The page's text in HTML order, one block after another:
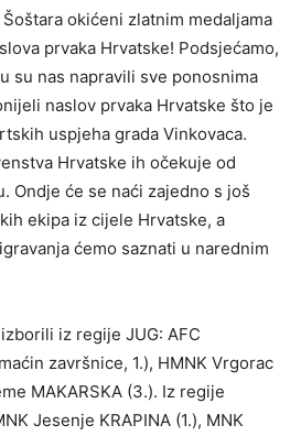
okićeni zlatnim medaljama
prvaka Hrvatske! Podsjećamo,
su nas napravili sve ponosnima
naslov prvaka Hrvatske što je
uspjeha grada Vinkovaca.
Hrvatske ih očekuje od
Ondje će se naći zajedno s još
ekipa iz cijele Hrvatske, a
ćemo saznati u narednim
iz regije JUG: AFC
završnice, 1.), HMNK Vrgorac
MAKARSKA (3.). Iz regije
Jesenje KRAPINA (1.), MNK